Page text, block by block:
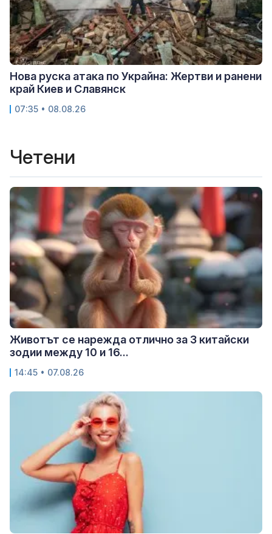
Нова руска атака по Украйна: Жертви и ранени
край Киев и Славянск
07:35 • 08.08.26
Четени
Животът се нарежда отлично за 3 китайски
зодии между 10 и 16...
14:45 • 07.08.26